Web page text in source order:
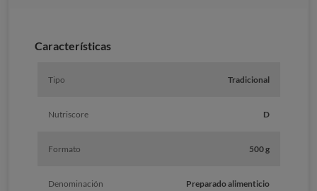
Características
Tipo Tradicional
Nutriscore D
Formato 500 g
Denominación
Preparado alimenticio